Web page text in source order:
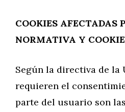
COOKIES AFECTADAS
NORMATIVA Y
Según la directiva de la
requieren el
parte del usuario son